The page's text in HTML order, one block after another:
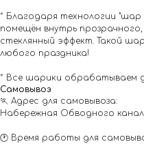
* Благодаря технологии
помещён внутрь
стеклянный эффект. Такой
любого праздника!
* Все шарики обрабатываем
Самовывоз
🏃 Адрес для самовывоза:
Набережная Обводного
🕐 Время работы для